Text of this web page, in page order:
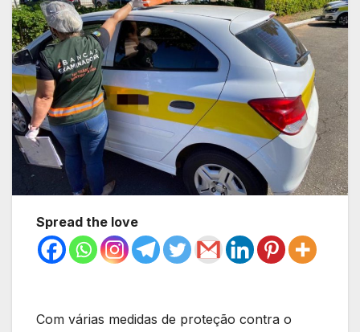
Spread the love
Com várias medidas de proteção contra o